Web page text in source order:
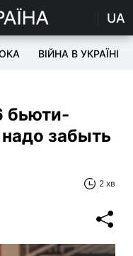
UA
ВІЙНА В УКРАЇНІ
бьюти-
забыть
2 хв